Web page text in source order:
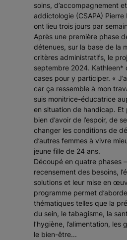
soins, d’accompagnement
addictologie (CSAPA)
ont lieu trois jours par
Après une première phase
détenues, sur la base de la
critères administratifs, le
septembre 2024. Kathleen*
cases pour y participer. «
car ça ressemble à mon
suis monitrice-éducatrice
en situation de handicap. Et
bien d’avoir de l’espoir, de
changer les conditions de
d’autres femmes à vivre
jeune fille de 24 ans.
Découpé en quatre phases
recensement des besoins,
solutions et leur mise en
programme permet
thématiques telles que la
du sein, le tabagisme, la
l’hygiène, l’alimentation, les
le bien-être...